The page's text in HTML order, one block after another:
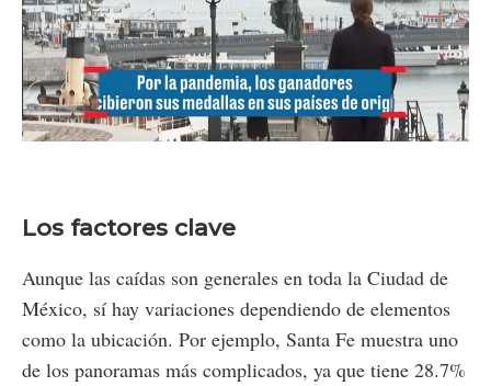
Unmute Loaded:
52.68%
Los factores clave
Aunque las caídas son generales en toda la Ciudad de
México, sí hay variaciones dependiendo de elementos
como la ubicación. Por ejemplo, Santa Fe muestra uno
de los panoramas más complicados, ya que tiene 28.7%